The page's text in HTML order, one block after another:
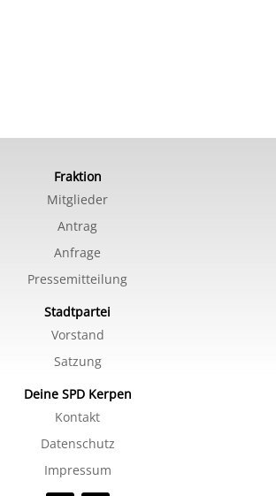
Fraktion
Mitglieder
Antrag
Anfrage
Pressemitteilung
Stadtpartei
Vorstand
Satzung
Deine SPD Kerpen
Kontakt
Datenschutz
Impressum